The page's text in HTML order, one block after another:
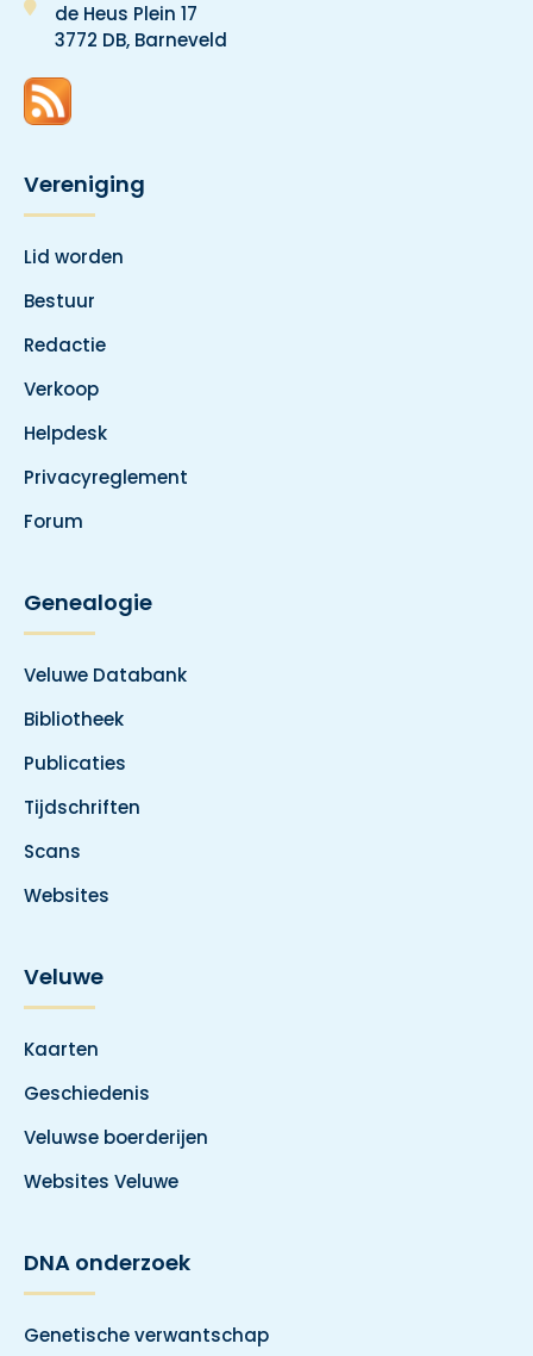
de Heus Plein 17
3772 DB, Barneveld
Vereniging
Lid worden
Bestuur
Redactie
Verkoop
Helpdesk
Privacyreglement
Forum
Genealogie
Veluwe Databank
Bibliotheek
Publicaties
Tijdschriften
Scans
Websites
Veluwe
Kaarten
Geschiedenis
Veluwse boerderijen
Websites Veluwe
DNA onderzoek
Genetische verwantschap